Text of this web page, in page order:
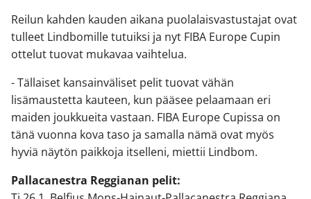
Reilun kahden kauden aikana puolalaisvastustajat ovat
tulleet Lindbomille tutuiksi ja nyt FIBA Europe Cupin
ottelut tuovat mukavaa vaihtelua.
- Tällaiset kansainväliset pelit tuovat vähän
lisämaustetta kauteen, kun pääsee pelaamaan eri
maiden joukkueita vastaan. FIBA Europe Cupissa on
tänä vuonna kova taso ja samalla nämä ovat myös
hyviä näytön paikkoja itselleni, miettii Lindbom.
Pallacanestra Reggianan pelit: